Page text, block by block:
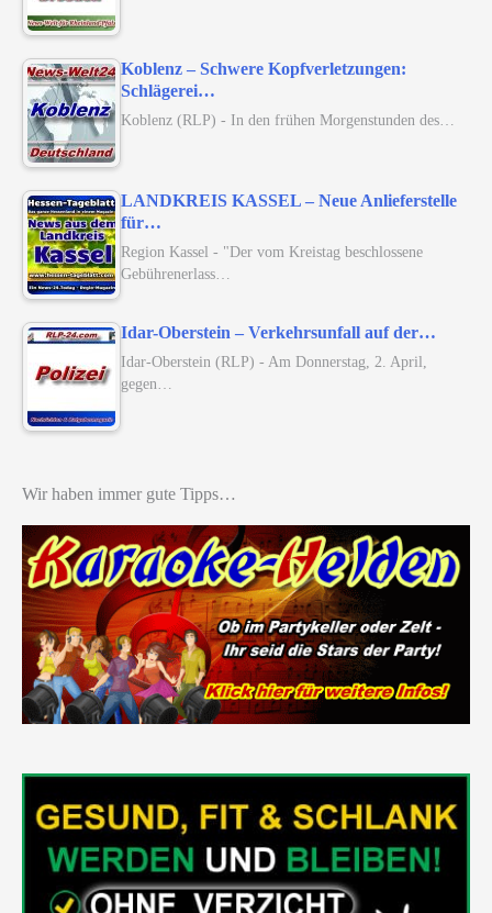
Koblenz – Schwere Kopfverletzungen:
Schlägerei…
Koblenz (RLP) - In den frühen Morgenstunden des…
LANDKREIS KASSEL – Neue Anlieferstelle
für…
Region Kassel - "Der vom Kreistag beschlossene
Gebührenerlass…
Idar-Oberstein – Verkehrsunfall auf der…
Idar-Oberstein (RLP) - Am Donnerstag, 2. April,
gegen…
Wir haben immer gute Tipps…